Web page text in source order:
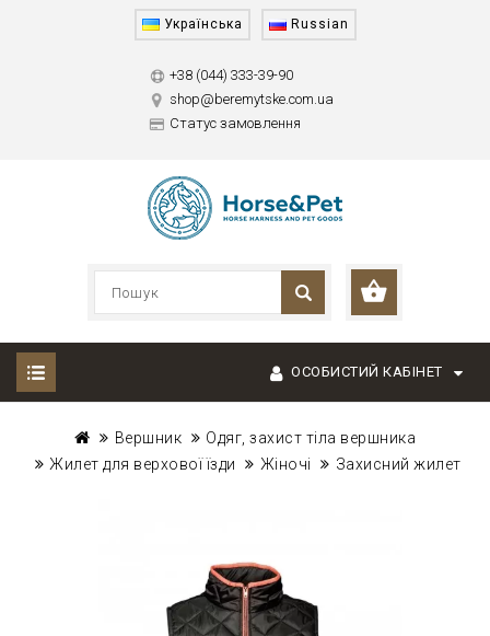
Українська Russian
+38 (044) 333-39-90
shop@beremytske.com.ua
Статус замовлення
ОСОБИСТИЙ КАБІНЕТ
Вершник
Одяг, захист тіла вершника
Жилет для верхової їзди
Жіночі Захисний жилет